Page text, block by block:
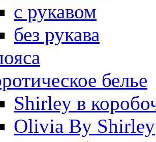
с рукавом
без рукава
белье
Shirley в
Olivia By Shirley